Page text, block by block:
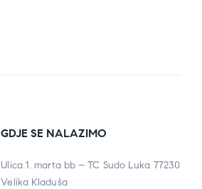
GDJE SE NALAZIMO
Ulica 1. marta bb – TC Sudo Luka 77230
Velika Kladuša